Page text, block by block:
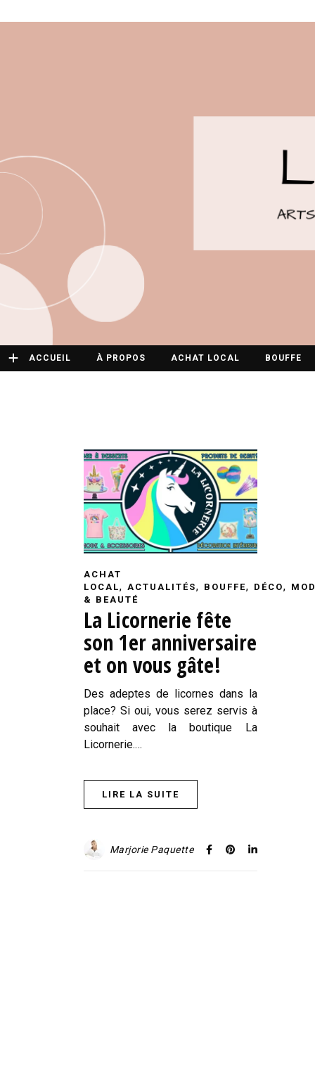
ACCUEIL À PROPOS ACHAT LOCAL BOUFFE
ACHAT
LOCAL, ACTUALITÉS, BOUFFE, DÉCO,
& BEAUTÉ
La Licornerie fête
son 1er anniversaire
et on vous gâte!
Des adeptes de licornes dans la
place? Si oui, vous serez servis à
souhait avec la boutique La
Licornerie.…
LIRE LA SUITE
Marjorie Paquette